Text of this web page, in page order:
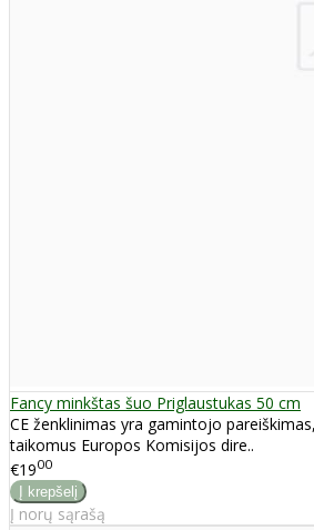
Fancy minkštas šuo Priglaustukas 50 cm
CE ženklinimas yra gamintojo
taikomus Europos Komisijos dire..
€1900
Į norų sąrašą